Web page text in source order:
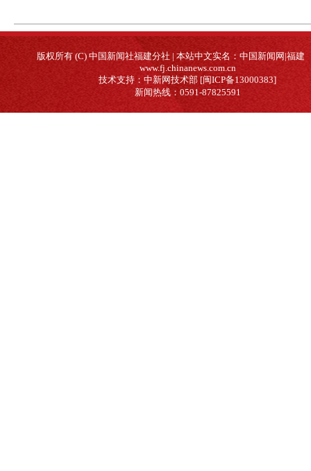
版权所有 (C) 中国新闻社福建分社 | 本站中文实名：中国新闻网|福建
www.fj.chinanews.com.cn
技术支持：中新网技术部 [闽ICP备13000383]
新闻热线：0591-87825591